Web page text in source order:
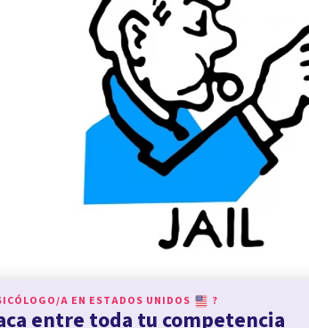
A EN ESTADOS UNIDOS ?
entre toda tu competencia